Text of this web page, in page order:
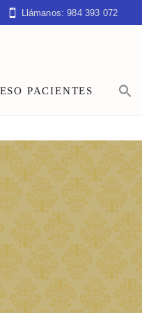
Llámanos: 984 393 072
PACIENTES